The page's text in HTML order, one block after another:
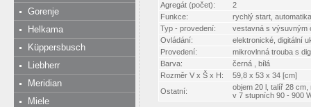
Gorenje
Helkama
Küppersbusch
Liebherr
Meridian
Miele
Agregát (počet):
2
Funkce:
rychlý start,
Typ - provedení:
vestavná s výsuvným
Ovládání:
elektronické, digitální
Provedení:
mikrovlnná trouba s
Barva:
černá , bílá
Rozměr V x Š x H:
59,8 x 53 x 34 [cm]
Ostatní:
objem 20 l, talíř 28
v 7 stupních 90 - 900